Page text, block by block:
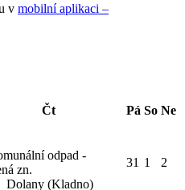
v mobilní aplikaci –
Čt Pá So Ne
odpad -
zn.
Dolany (Kladno)
31 1 2